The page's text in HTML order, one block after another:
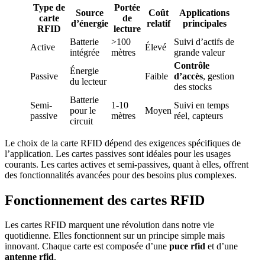
Type de
carte
RFID
Source
d’énergie
Portée
de
lecture
Coût
relatif
Applications
principales
Active
Batterie
intégrée
>100
mètres
Élevé
Suivi d’actifs de
grande valeur
Passive
Énergie
du lecteur
Faible
Contrôle
d’accès, gestion
des stocks
Semi-
passive
Batterie
pour le
circuit
1-10
mètres
Moyen
Suivi en temps
réel, capteurs
Le choix de la carte RFID dépend des exigences spécifiques de
l’application. Les cartes passives sont idéales pour les usages
courants. Les cartes actives et semi-passives, quant à elles, offrent
des fonctionnalités avancées pour des besoins plus complexes.
Fonctionnement des cartes RFID
Les cartes RFID marquent une révolution dans notre vie
quotidienne. Elles fonctionnent sur un principe simple mais
innovant. Chaque carte est composée d’une puce rfid et d’une
antenne rfid.